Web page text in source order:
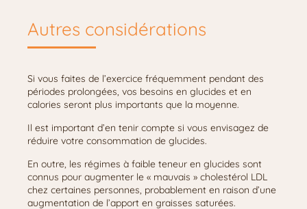
Autres considérations
Si vous faites de l’exercice fréquemment pendant des
périodes prolongées, vos besoins en glucides et en
calories seront plus importants que la moyenne.
Il est important d’en tenir compte si vous envisagez de
réduire votre consommation de glucides.
En outre, les régimes à faible teneur en glucides sont
connus pour augmenter le « mauvais » cholestérol LDL
chez certaines personnes, probablement en raison d’une
augmentation de l’apport en graisses saturées.